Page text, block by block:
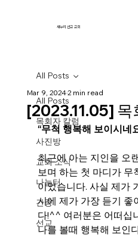
새누리 선교 교회
All Posts
목회자 칼럼
사진방
교회 소식
나눔터
간증
선교
All Posts
[2023.11.05] 목
Mar 9, 20242 min read
“무척 행복해 보이시네
최근에 아는 지인을 오
보며 하는 첫 마디가 무
이었습니다. 사실 제가
시에 제가 가장 듣기 좋
다!^^ 여러분은 어떠십
나를 볼때 행복해 보인